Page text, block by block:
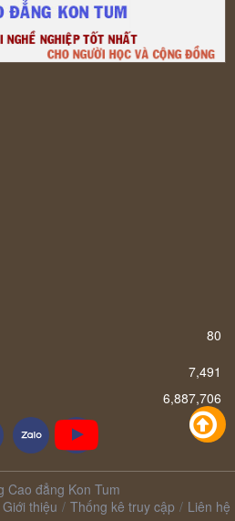
80
7,491
6,887,706
Cao đẳng Kon Tum
Giới thiệu Thống kê truy cập Liên hệ